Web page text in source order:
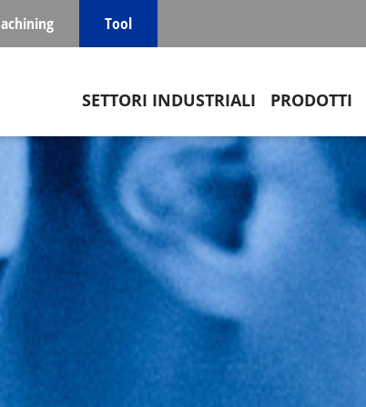
Tool
Main navigation
SETTORI INDUSTRIALI PRODOTTI